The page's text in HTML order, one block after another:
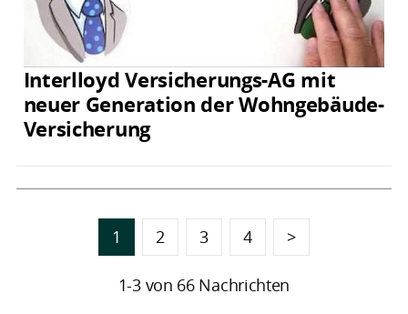
Interlloyd Versicherungs-AG mit
neuer Generation der Wohngebäude-
Versicherung
1 2 3 4 >
1-3 von 66 Nachrichten